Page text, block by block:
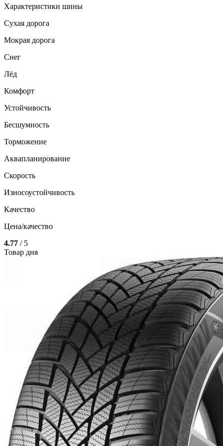
Характеристики шины
Сухая дорога
Мокрая дорога
Снег
Лёд
Комфорт
Устойчивость
Бесшумность
Торможение
Аквапланирование
Скорость
Износоустойчивость
Качество
Цена/качество
4.77 / 5
Товар дня